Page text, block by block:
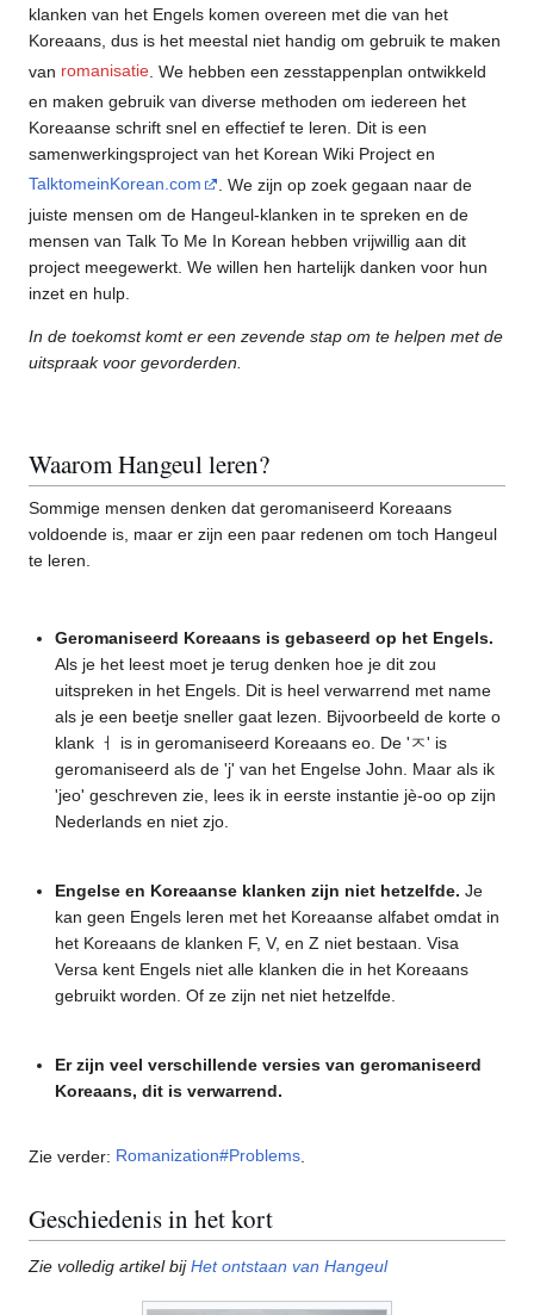
klanken van het Engels komen overeen met die van het
Koreaans, dus is het meestal niet handig om gebruik te maken
van romanisatie . We hebben een zesstappenplan ontwikkeld
en maken gebruik van diverse methoden om iedereen het
Koreaanse schrift snel en effectief te leren. Dit is een
samenwerkingsproject van het Korean Wiki Project en
TalktomeinKorean.com
. We zijn op zoek gegaan naar de
juiste mensen om de Hangeul-klanken in te spreken en de
mensen van Talk To Me In Korean hebben vrijwillig aan dit
project meegewerkt. We willen hen hartelijk danken voor hun
inzet en hulp.
In de toekomst komt er een zevende stap om te helpen met de
uitspraak voor gevorderden.
Waarom Hangeul leren?
Sommige mensen denken dat geromaniseerd Koreaans
voldoende is, maar er zijn een paar redenen om toch Hangeul
te leren.
Geromaniseerd Koreaans is gebaseerd op het Engels.
Als je het leest moet je terug denken hoe je dit zou
uitspreken in het Engels. Dit is heel verwarrend met name
als je een beetje sneller gaat lezen. Bijvoorbeeld de korte o
klank ㅓ is in geromaniseerd Koreaans eo. De 'ㅈ' is
geromaniseerd als de 'j' van het Engelse John. Maar als ik
'jeo' geschreven zie, lees ik in eerste instantie jè-oo op zijn
Nederlands en niet zjo.
Engelse en Koreaanse klanken zijn niet hetzelfde. Je
kan geen Engels leren met het Koreaanse alfabet omdat in
het Koreaans de klanken F, V, en Z niet bestaan. Visa
Versa kent Engels niet alle klanken die in het Koreaans
gebruikt worden. Of ze zijn net niet hetzelfde.
Er zijn veel verschillende versies van geromaniseerd
Koreaans, dit is verwarrend.
Zie verder: Romanization#Problems
Geschiedenis in het kort
Zie volledig artikel bijHet ontstaan van Hangeul